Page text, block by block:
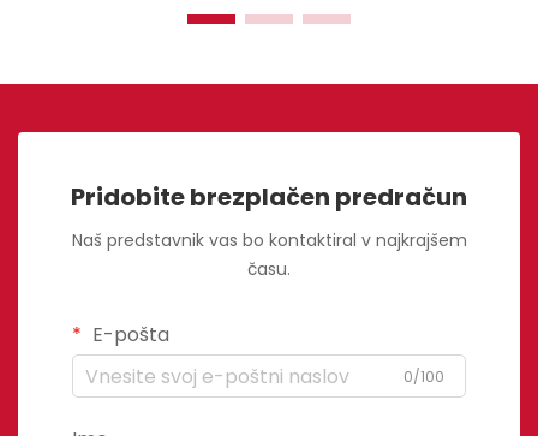
Pridobite brezplačen predračun
Naš predstavnik vas bo kontaktiral v najkrajšem
času.
E-pošta
0/100